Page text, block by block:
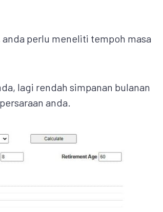
perlu meneliti tempoh masa
lagi rendah simpanan bulanan
anda.